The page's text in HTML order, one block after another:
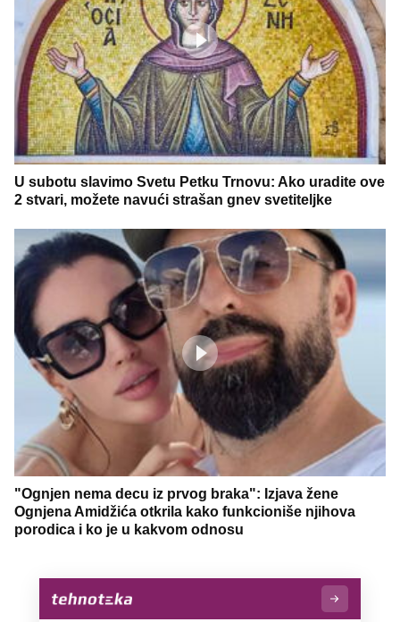
U subotu slavimo Svetu Petku Trnovu: Ako uradite ove
2 stvari, možete navući strašan gnev svetiteljke
"Ognjen nema decu iz prvog braka": Izjava žene
Ognjena Amidžića otkrila kako funkcioniše njihova
porodica i ko je u kakvom odnosu